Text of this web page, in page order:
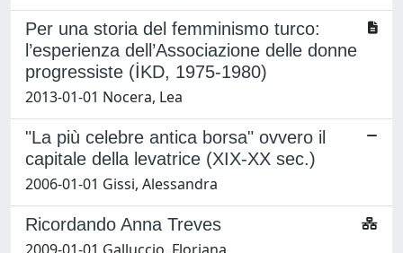
Per una storia del femminismo turco:
l’esperienza dell’Associazione delle donne
progressiste (İKD, 1975-1980)
2013-01-01 Nocera, Lea
"La più celebre antica borsa" ovvero il
capitale della levatrice (XIX-XX sec.)
2006-01-01 Gissi, Alessandra
Ricordando Anna Treves
2009-01-01 Galluccio, Floriana